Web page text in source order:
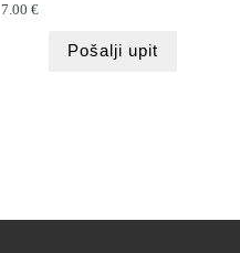
7.00€
Pošalji upit